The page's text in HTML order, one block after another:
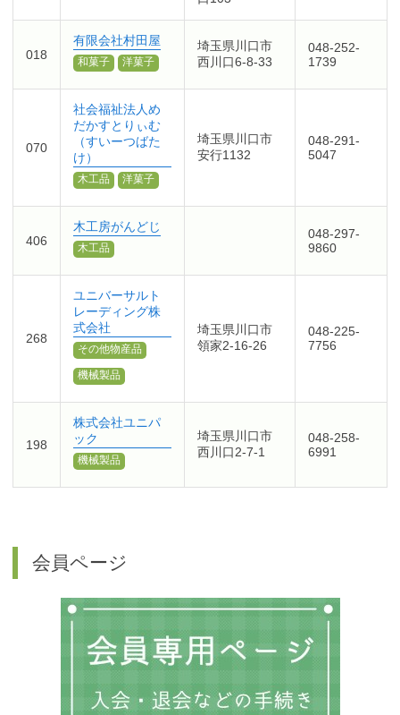
018
有限会社村田屋
和菓子 洋菓子
埼玉県川口市
西川口6-8-33
048-252-
1739
070
社会福祉法人め
だかすとりぃむ
（すいーつばた
け）
木工品 洋菓子
埼玉県川口市
安行1132
048-291-
5047
406
木工房がんどじ
木工品
048-297-
9860
268
ユニバーサルト
レーディング株
式会社
その他物産品
機械製品
埼玉県川口市
領家2-16-26
048-225-
7756
198
株式会社ユニパ
ック
機械製品
埼玉県川口市
西川口2-7-1
048-258-
6991
会員ページ